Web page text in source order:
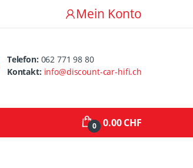
Mein Konto
Telefon: 062 771 98 80
Kontakt: info@discount-car-hifi.ch
0 0.00 CHF